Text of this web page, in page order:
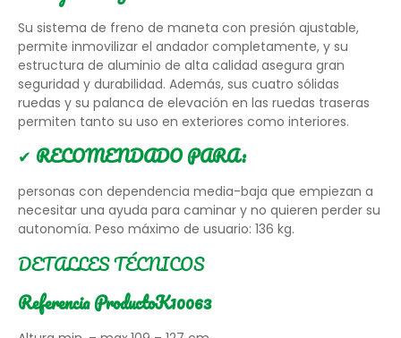
Su sistema de freno de maneta con presión ajustable,
permite inmovilizar el andador completamente, y su
estructura de aluminio de alta calidad asegura gran
seguridad y durabilidad. Además, sus cuatro sólidas
ruedas y su palanca de elevación en las ruedas traseras
permiten tanto su uso en exteriores como interiores.
✔ RECOMENDADO PARA:
personas con dependencia media-baja que empiezan a
necesitar una ayuda para caminar y no quieren perder su
autonomía. Peso máximo de usuario: 136 kg.
DETALLES TÉCNICOS
Referencia ProductoK10063